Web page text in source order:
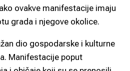
ovakve manifestacije imaju
grada i njegove okolice.
dio gospodarske i kulturne
Manifestacije poput